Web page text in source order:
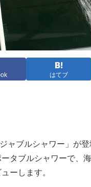
はてブ
ャブルシャワー」が
タブルシャワーで、
ーします。